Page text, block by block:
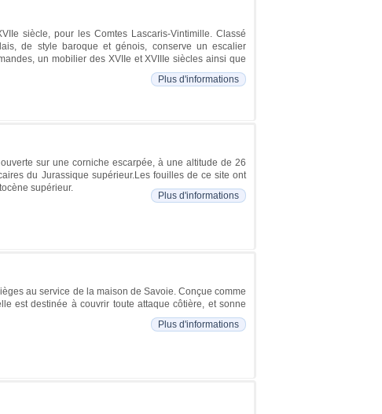
siècle, pour les Comtes Lascaris-Vintimille. Classé
de style baroque et génois, conserve un escalier
un mobilier des XVIIe et XVIIIe siècles ainsi que
Plus d'informations
sur une corniche escarpée, à une altitude de 26
du Jurassique supérieur.Les fouilles de ce site ont
supérieur.
Plus d'informations
au service de la maison de Savoie. Conçue comme
est destinée à couvrir toute attaque côtière, et sonne
Plus d'informations